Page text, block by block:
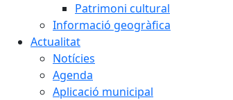
Patrimoni cultural
Informació geogràfica
Actualitat
Notícies
Agenda
Aplicació municipal